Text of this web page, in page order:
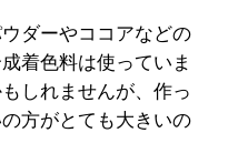
ダーやココアなどの
着色料は使っていま
しれませんが、作っ
方がとても大きいの